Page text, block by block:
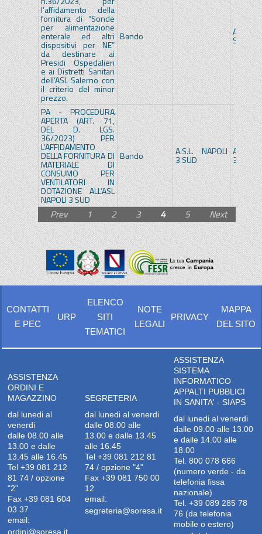
l’affidamento della
fornitura di “Sonde
per alimentazione
enterale ed altri
dispositivi per NE”
da destinare ai
Presidi Ospedalieri
e ai Distretti Sanitari
dell’ASL Salerno con
il criterio del minor
prezzo.
Bando A.S.L.
PA - PROCEDURA
APERTA (ART. 71,
DEL D. LGS.
36/2023) PER
L’AFFIDAMENTO
DELLA FORNITURA DI
MATERIALE DI
CONSUMO PER
VENTILATORI IN
DOTAZIONE ALL’ASL
NAPOLI 3 SUD
Bando A.S.L. NAPOLI
3 SUD
A.S.L.
3 SUD
Prev 1 2 3 4 5 Next
CONTATTI
E PEC
URP
ELENCO
SITI
TEMATICI
NOTE
LEGALI
PRIVACY
MAPPA
DEL SITO
ASSISTENZA
ORDINI E
MAGAZZINO
dal lunedi al
venerdi
dalle 08.00 alle
13.00 e dalle
13.45 alle 16.45
Tel +39 081 212
81 74 / opzione
"2"
Fax +39 081 604
03 37
email:
ordini@soresa.it
SEGRETERIA
dal lunedi al venerdi
dalle 08.00 alle
13.00 e dalle 13.45
alle 16.45
Tel +39 081 212 81
74 / opzione "4"
Fax +39 081 750 00
12
email:
segreteria@soresa.it
ASSISTENZA
SISTEMA
INFORMATICO
APPALTI PUBBLICI
IN SANITA' - SIAPS
dal lunedi al venerdi
dalle 09.00 alle 13.00
e dalle 14.00 alle
18.00
Tel. 800 078 666
(numero verde - da
telefonia fissa
nazionale)
Tel. +39 089 285 78
76 (da telefonia
mobile o estero)